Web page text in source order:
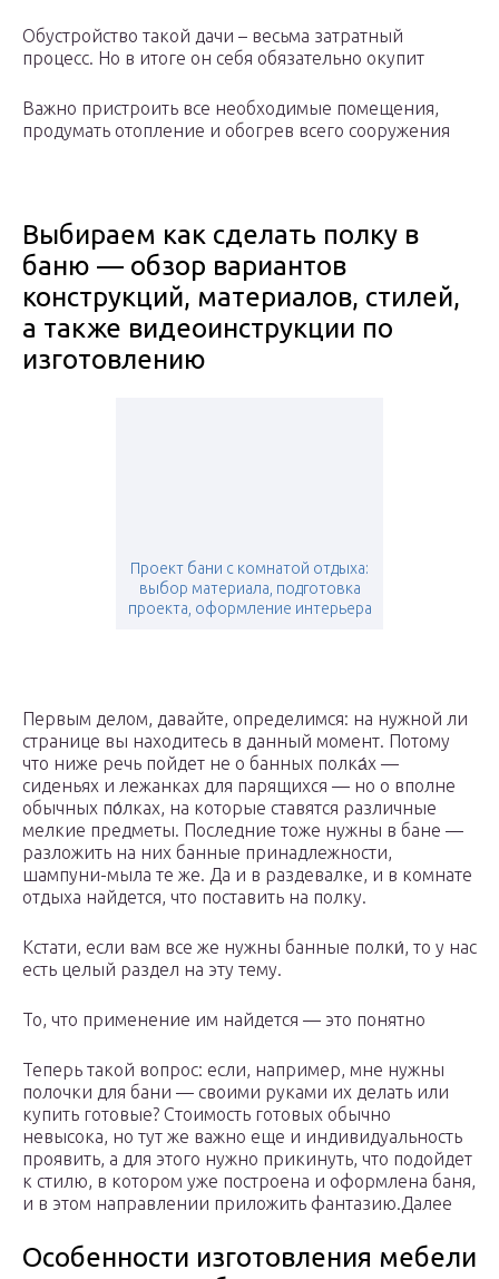
Обустройство такой дачи – весьма затратный
процесс. Но в итоге он себя обязательно окупит
Важно пристроить все необходимые помещения,
продумать отопление и обогрев всего сооружения
Выбираем как сделать полку в
баню — обзор вариантов
конструкций, материалов, стилей,
а также видеоинструкции по
изготовлению
Проект бани с комнатой отдыха:
выбор материала, подготовка
проекта, оформление интерьера
Первым делом, давайте, определимся: на нужной ли
странице вы находитесь в данный момент. Потому
что ниже речь пойдет не о банных полка́х —
сиденьях и лежанках для парящихся — но о вполне
обычных по́лках, на которые ставятся различные
мелкие предметы. Последние тоже нужны в бане —
разложить на них банные принадлежности,
шампуни-мыла те же. Да и в раздевалке, и в комнате
отдыха найдется, что поставить на полку.
Кстати, если вам все же нужны банные полки́, то у нас
есть целый раздел на эту тему.
То, что применение им найдется — это понятно
Теперь такой вопрос: если, например, мне нужны
полочки для бани — своими руками их делать или
купить готовые? Стоимость готовых обычно
невысока, но тут же важно еще и индивидуальность
проявить, а для этого нужно прикинуть, что подойдет
к стилю, в котором уже построена и оформлена баня,
и в этом направлении приложить фантазию.Далее
Особенности изготовления мебели